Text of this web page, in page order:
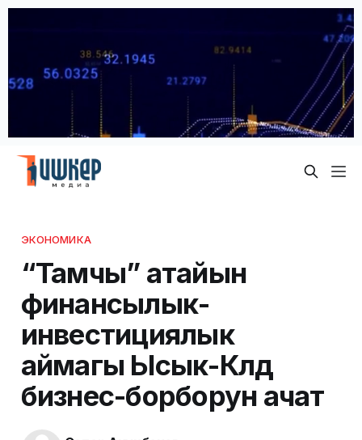
ЭКОНОМИКА
“Тамчы” атайын
финансылык-
инвестициялык
аймагы Ысык-Көлдө
бизнес-борборун ачат